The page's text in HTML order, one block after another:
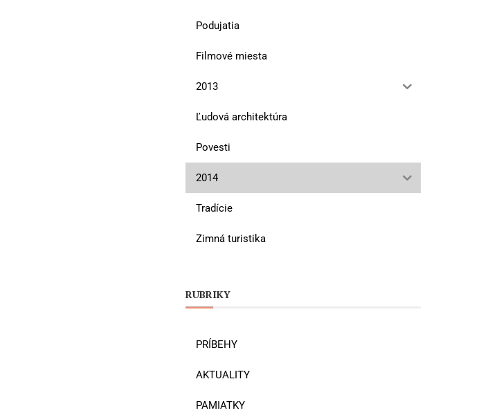
Podujatia
Filmové miesta
2013
Ľudová architektúra
Povesti
2014
Tradície
Zimná turistika
RUBRIKY
PRÍBEHY
AKTUALITY
PAMIATKY